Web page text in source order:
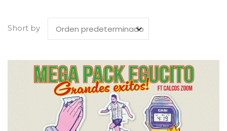
Short by Orden predeterminado